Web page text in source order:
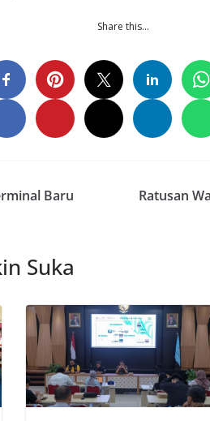
Share this…
Baru
Ratusan
Suka